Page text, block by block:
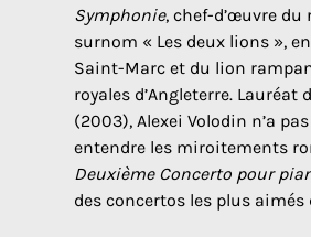
Symphonie, chef-d’œuvre
surnom « Les deux lions »,
Saint-Marc et du lion
royales d’Angleterre. Lauréat
(2003), Alexei Volodin n’a
entendre les miroitements
Deuxième Concerto pour
des concertos les plus aimés